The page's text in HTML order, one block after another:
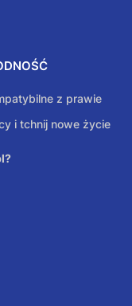
z prawie
i tchnij nowe życie